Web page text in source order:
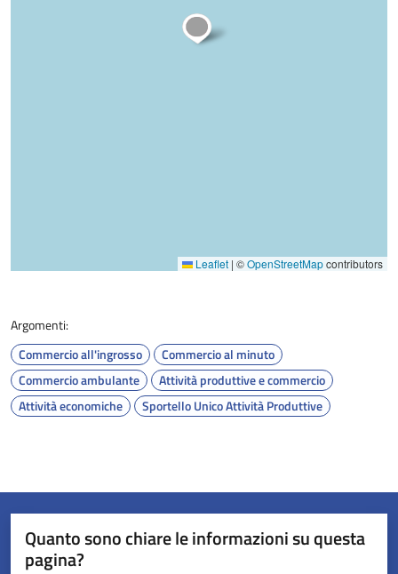
Leaflet | ©OpenStreetMapcontributors
Argomenti:
Commercio all'ingrosso
Commercio al minuto
Commercio ambulante
Attività produttive e commercio
Attività economiche
Sportello Unico Attività Produttive
Quanto sono chiare le informazioni su questa
pagina?